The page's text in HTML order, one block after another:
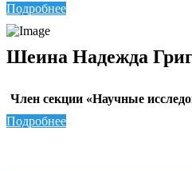
Подробнее
Шеина Надежда
Член секции «Научные
Подробнее